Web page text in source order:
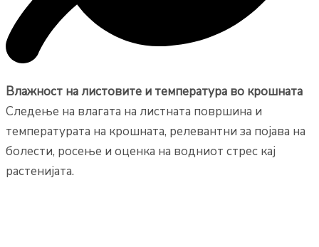
Влажност на листовите и температура во крошната
Следење на влагата на листната површина и
температурата на крошната, релевантни за појава на
болести, росење и оценка на водниот стрес кај
растенијата.